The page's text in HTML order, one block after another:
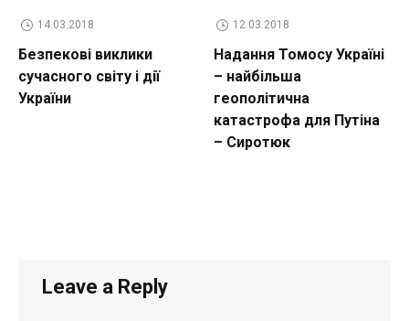
14.03.2018
Безпекові виклики
сучасного світу і дії
України
12.03.2018
Надання Томосу Україні
– найбільша
геополітична
катастрофа для Путіна
– Сиротюк
Leave a Reply